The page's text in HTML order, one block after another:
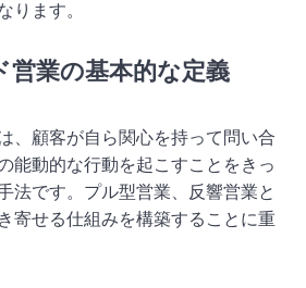
ります。
営業の基本的な定義
、顧客が自ら関心を持って問い合
能動的な行動を起こすことをきっ
法です。プル型営業、反響営業と
寄せる仕組みを構築することに重